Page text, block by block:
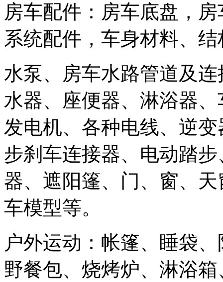
房车配件：房车底盘，
系统配件，车身材料、
水泵、房车水路管道及
水器、座便器、淋浴器
发电机、各种电线、逆
步刹车连接器、电动踏
器、遮阳篷、门、窗、
车模型等。
户外运动：帐篷、睡袋
野餐包、烧烤炉、淋浴